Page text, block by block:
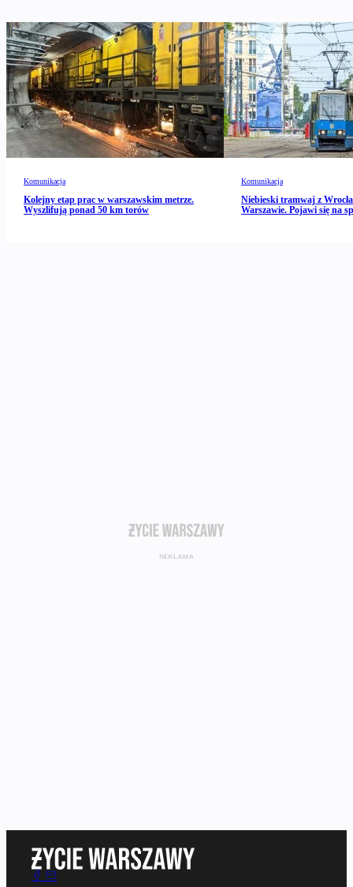
Komunikacja
Kolejny etap prac w warszawskim metrze.
Wyszlifują ponad 50 km torów
Komunikacja
Niebieski tramwaj z
Warszawie. Pojawi się na